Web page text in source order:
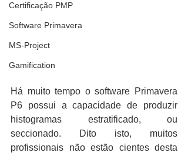
Certificação PMP
Software Primavera
MS-Project
Gamification
Há muito tempo o software Primavera
P6 possui a capacidade de produzir
histogramas estratificado, ou
seccionado. Dito isto, muitos
profissionais não estão cientes desta